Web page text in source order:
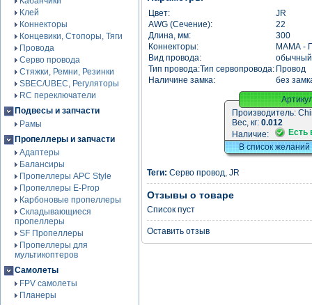
Клей
Коннекторы
Концевики, Стопоры, Тяги
Провода
Серво провода
Стяжки, Ремни, Резинки
SBEC/UBEC, Регуляторы
RC переключатели
Подвесы и запчасти
Рамы
Пропеллеры и запчасти
Адаптеры
Балансиры
Пропеллеры APC Style
Пропеллеры E-Prop
Карбоновые пропеллеры
Складывающиеся
пропеллеры
SF Пропеллеры
Пропеллеры для
мультикоптеров
Самолеты
FPV самолеты
Планеры
Цвет:
JR
AWG (Сечение):
22
Длина, мм:
300
Коннекторы:
МАМА -
Вид провода:
обычный
Тип провода:Тип сервопровода: Провод
Наличине замка:
без
Производитель:
Вес, кг: 0.012
Наличие:
Есть
В список желаний
Теги: Серво провод, JR
Отзывы о товаре
Список пуст
Оставить отзыв